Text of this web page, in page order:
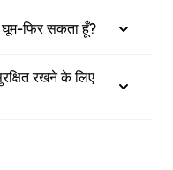
घूम-फिर सकता हूँ?
रखने के लिए